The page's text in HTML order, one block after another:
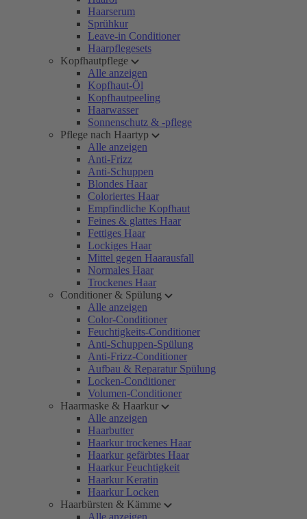
Haarserum
Sprühkur
Leave-in Conditioner
Haarpflegesets
Kopfhautpflege
Alle anzeigen
Kopfhaut-Öl
Kopfhautpeeling
Haarwasser
Sonnenschutz & -pflege
Pflege nach Haartyp
Alle anzeigen
Anti-Frizz
Anti-Schuppen
Blondes Haar
Coloriertes Haar
Empfindliche Kopfhaut
Feines & glattes Haar
Fettiges Haar
Lockiges Haar
Mittel gegen Haarausfall
Normales Haar
Trockenes Haar
Conditioner & Spülung
Alle anzeigen
Color-Conditioner
Feuchtigkeits-Conditioner
Anti-Schuppen-Spülung
Anti-Frizz-Conditioner
Aufbau & Reparatur Spülung
Locken-Conditioner
Volumen-Conditioner
Haarmaske & Haarkur
Alle anzeigen
Haarbutter
Haarkur trockenes Haar
Haarkur gefärbtes Haar
Haarkur Feuchtigkeit
Haarkur Keratin
Haarkur Locken
Haarbürsten & Kämme
Alle anzeigen